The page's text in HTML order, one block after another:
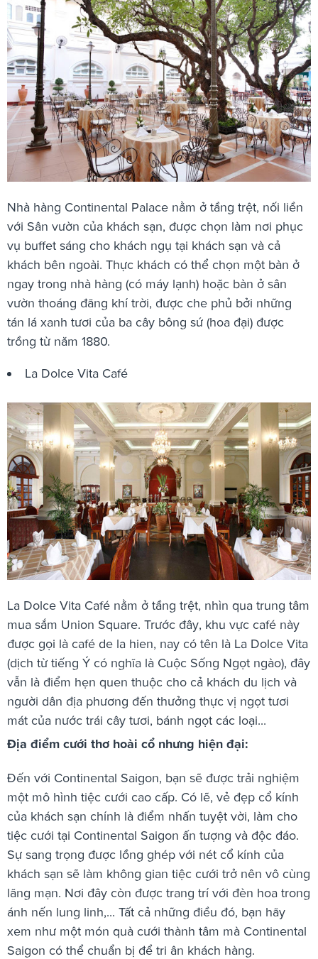
Nhà hàng Continental Palace nằm ở tầng trệt, nối liền
với Sân vườn của khách sạn, được chọn làm nơi phục
vụ buffet sáng cho khách ngụ tại khách sạn và cả
khách bên ngoài. Thực khách có thể chọn một bàn ở
ngay trong nhà hàng (có máy lạnh) hoặc bàn ở sân
vườn thoáng đãng khí trời, được che phủ bởi những
tán lá xanh tươi của ba cây bông sứ (hoa đại) được
trồng từ năm 1880.
La Dolce Vita Café
La Dolce Vita Café nằm ở tầng trệt, nhìn qua trung tâm
mua sắm Union Square. Trước đây, khu vực café này
được gọi là café de la hien, nay có tên là La Dolce Vita
(dịch từ tiếng Ý có nghĩa là Cuộc Sống Ngọt ngào), đây
vẫn là điểm hẹn quen thuộc cho cả khách du lịch và
người dân địa phương đến thưởng thực vị ngọt tươi
mát của nước trái cây tươi, bánh ngọt các loại...
Địa điểm cưới thơ hoài cổ nhưng hiện đại:
Đến với Continental Saigon, bạn sẽ được trải nghiệm
một mô hình tiệc cưới cao cấp. Có lẽ, vẻ đẹp cổ kính
của khách sạn chính là điểm nhấn tuyệt vời, làm cho
tiệc cưới tại Continental Saigon ấn tượng và độc đáo.
Sự sang trọng được lồng ghép với nét cổ kính của
khách sạn sẽ làm không gian tiệc cưới trở nên vô cùng
lãng mạn. Nơi đây còn được trang trí với đèn hoa trong
ánh nến lung linh,... Tất cả những điều đó, bạn hãy
xem như một món quà cưới thành tâm mà Continental
Saigon có thể chuẩn bị để tri ân khách hàng.